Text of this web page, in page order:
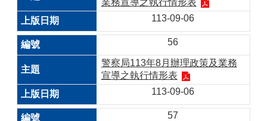
業務宣導之執行情形表
113-09-06
56
警察局113年8月辦理政策及業務
宣導之執行情形表
113-09-06
57